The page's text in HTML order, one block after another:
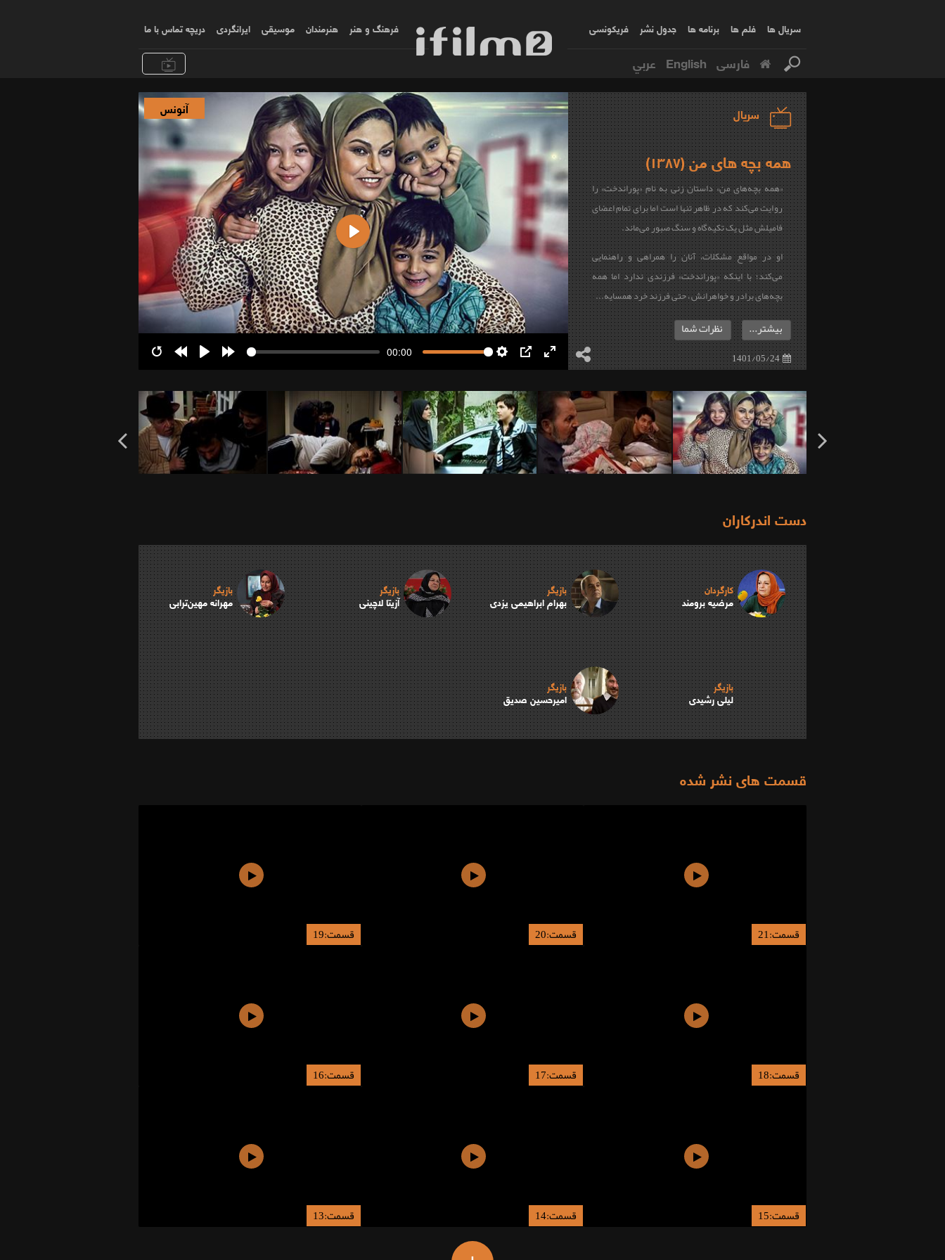
سریال ها فلم ها برنامه ها جدول نشر فریکونسی فرهنگ و هنر هنرمندان موسیقی ایرانگردی دریچه تماس با ما
فارسی English عربي
سریال
همه بچه های من (۱۳۸۷)
«همه بچه‌های من» داستان زنی به نام «پوراندخت» را
روایت می‌کند که در ظاهر تنها است اما برای تمام اعضای
فامیلش مثل یک تکیه‌گاه و سنگ صبور می‌ماند.
او در مواقع مشکلات، آنان را همراهی و راهنمایی
می‌کند؛ با اینکه «پوراندخت» فرزندی ندارد اما همه
بچه‌های برادر و خواهرانش ، حتی فرزند خرد همسایه...
1401/05/24
بیشتر... نظرات شما
00:00
Enter
fullscreen
Play
آنونس
دست اندرکاران
کارگردان
مرضیه برومند
بازیگر
بهرام ابراهیمی یزدی
بازیگر
آزیتا لاچینی
بازیگر
مهرانه مهین‌ترابی
بازیگر
لیلی رشیدی
بازیگر
امیرحسین صدیق
قسمت های نشر شده
قسمت:21 قسمت:20 قسمت:19
قسمت:18 قسمت:17 قسمت:16
قسمت:15 قسمت:14 قسمت:13